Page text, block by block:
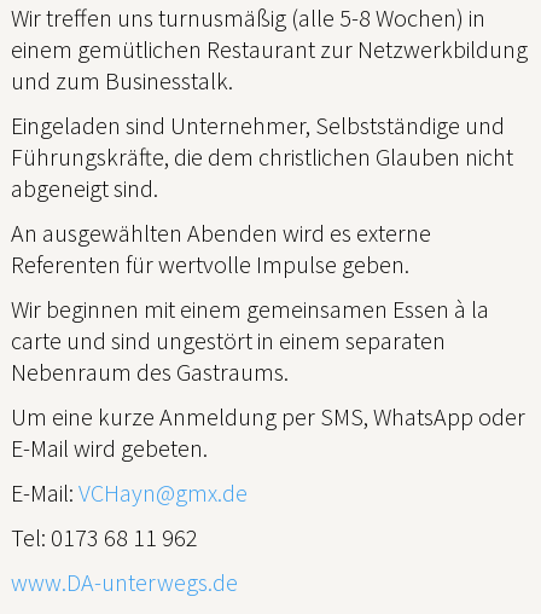
Wir treffen uns turnusmäßig (alle 5-8 Wochen) in
einem gemütlichen Restaurant zur Netzwerkbildung
und zum Businesstalk.
Eingeladen sind Unternehmer, Selbstständige und
Führungskräfte, die dem christlichen Glauben nicht
abgeneigt sind.
An ausgewählten Abenden wird es externe
Referenten für wertvolle Impulse geben.
Wir beginnen mit einem gemeinsamen Essen à la
carte und sind ungestört in einem separaten
Nebenraum des Gastraums.
Um eine kurze Anmeldung per SMS, WhatsApp oder
E-Mail wird gebeten.
E-Mail: VCHayn@gmx.de
Tel: 0173 68 11 962
www.DA-unterwegs.de